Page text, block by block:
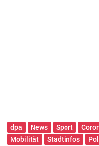
dpa News Sport
Mobilität
Stadtinfos